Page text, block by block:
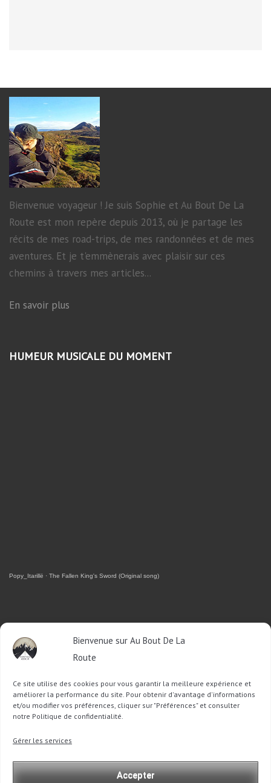
Bienvenue sur Au Bout De La
Route
Ce site utilise des cookies pour vous garantir la meilleure expérience et
améliorer la performance du site. Pour obtenir d'avantage d'informations
et/ou modifier vos préférences, cliquer sur "Préférences" et consulter
notre Politique de confidentialité.
Gérer les services
Accepter
Bienvenue voyageur ! Je suis Sophie et Au Bout De La
Route est mon repère depuis 2013, où je partage les
récits de mes road-trips, de mes randonnées et de mes
aventures. Et je t'emmènerais avec plaisir sur ces
chemins à travers mes articles...
En savoir plus
HUMEUR MUSICALE DU MOMENT
Popy_Itarillë · The Fallen King's Sword (Original song)
RETROUVEZ-MOI SUR FACEBOOK
OU SUR TWITTER
Follow @Sophie_ABDLRTweet to @Sophie_ABDLR
: